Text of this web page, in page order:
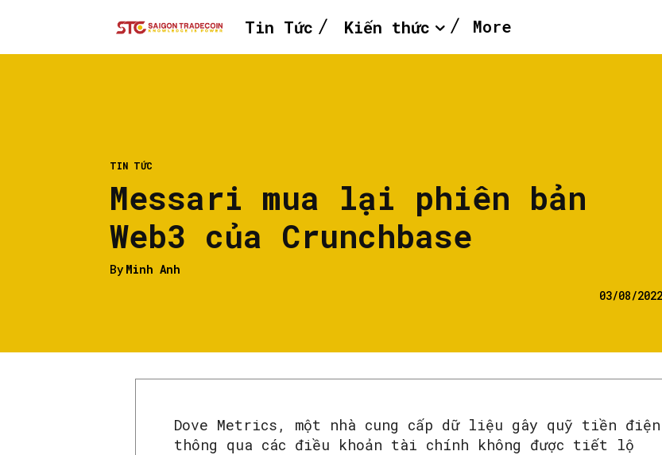
Tin Tức Kiến thức More
TIN TỨC
Messari mua lại phiên bản
Web3 của Crunchbase
By Minh Anh
03/08/2022
Dove Metrics, một nhà cung cấp dữ liệu gây quỹ tiền
thông qua các điều khoản tài chính không được tiết lộ